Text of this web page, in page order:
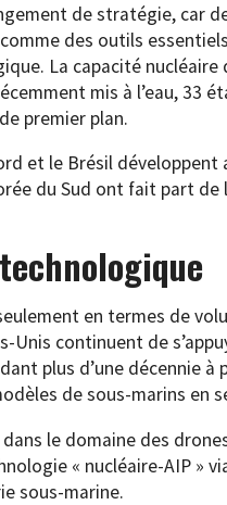
de stratégie, car
des outils
La capacité
mis à l’eau, 33
premier plan.
et le Brésil
du Sud ont fait part
en termes de
continuent de
plus d’une décennie à
de sous-marins en
le domaine des
« nucléaire-AIP »
sous-marine.